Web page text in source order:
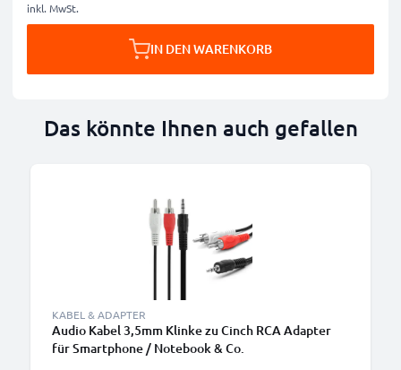
inkl. MwSt.
IN DEN WARENKORB
Das könnte Ihnen auch gefallen
KABEL & ADAPTER
Audio Kabel 3,5mm Klinke zu Cinch RCA Adapter
für Smartphone / Notebook & Co.